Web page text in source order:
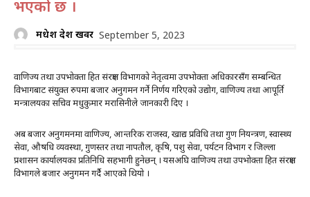
भएको छ ।
मधेश प्रदेश खवर September 5, 2023
वाणिज्य तथा उपभोक्ता हित संरक्षण विभागको नेतृत्वमा उपभोक्ता अधिकारसँग सम्बन्धित
विभागबाट संयुक्त रुपमा बजार अनुगमन गर्ने निर्णय गरिएको उद्योग, वाणिज्य तथा आपूर्ति
मन्त्रालयका सचिव मधुकुमार मरासिनीले जानकारी दिए ।
अब बजार अनुगमनमा वाणिज्य, आन्तरिक राजस्व, खाद्य प्रविधि तथा गुण नियन्त्रण, स्वास्थ्य
सेवा, औषधि व्यवस्था, गुणस्तर तथा नापतौल, कृषि, पशु सेवा, पर्यटन विभाग र जिल्ला
प्रशासन कार्यालयका प्रतिनिधि सहभागी हुनेछन् । यसअघि वाणिज्य तथा उपभोक्ता हित संरक्षण
विभागले बजार अनुगमन गर्दै आएको थियो ।